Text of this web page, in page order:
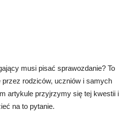
musi pisać sprawozdanie? To
rodziców, uczniów i samych
artykule przyjrzymy się tej kwestii i
na to pytanie.